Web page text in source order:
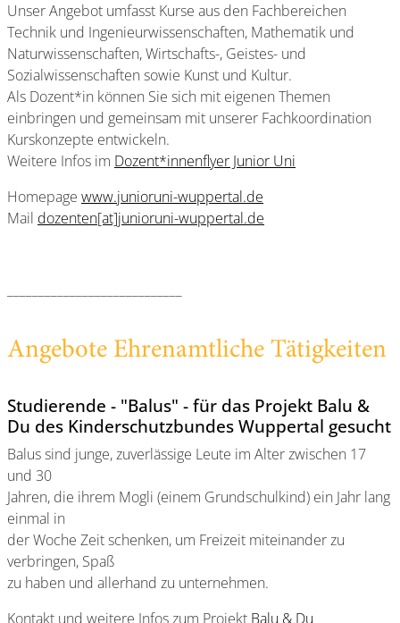
Unser Angebot umfasst Kurse aus den Fachbereichen
Technik und Ingenieurwissenschaften, Mathematik und
Naturwissenschaften, Wirtschafts-, Geistes- und
Sozialwissenschaften sowie Kunst und Kultur.
Als Dozent*in können Sie sich mit eigenen Themen
einbringen und gemeinsam mit unserer Fachkoordination
Kurskonzepte entwickeln.
Weitere Infos im Dozent*innenflyer Junior Uni
Homepage www.junioruni-wuppertal.de
Mail dozenten[at]junioruni-wuppertal.de
Angebote Ehrenamtliche Tätigkeiten
Studierende - "Balus" - für das Projekt Balu &
Du des Kinderschutzbundes Wuppertal gesucht
Balus sind junge, zuverlässige Leute im Alter zwischen 17
und 30
Jahren, die ihrem Mogli (einem Grundschulkind) ein Jahr lang
einmal in
der Woche Zeit schenken, um Freizeit miteinander zu
verbringen, Spaß
zu haben und allerhand zu unternehmen.
Kontakt und weitere Infos zum Projekt Balu & Du